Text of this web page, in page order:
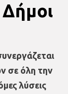
σε όλη την
λύσεις